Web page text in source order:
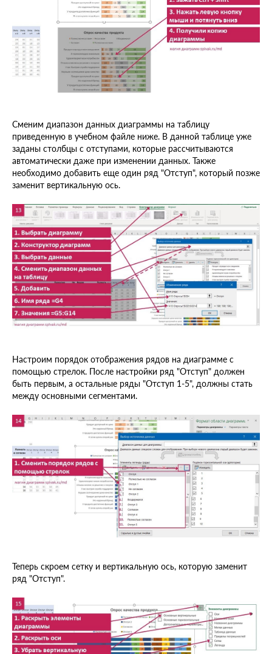
Сменим диапазон данных диаграммы на таблицу
приведенную в учебном файле ниже. В данной таблице уже
заданы столбцы с отступами, которые рассчитываются
автоматически даже при изменении данных. Также
необходимо добавить еще один ряд "Отступ", который позже
заменит вертикальную ось.
Настроим порядок отображения рядов на диаграмме с
помощью стрелок. После настройки ряд "Отступ" должен
быть первым, а остальные ряды "Отступ 1-5", должны стать
между основными сегментами.
Теперь скроем сетку и вертикальную ось, которую заменит
ряд "Отступ".